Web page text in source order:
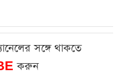
সঙ্গে থাকতে
করুন